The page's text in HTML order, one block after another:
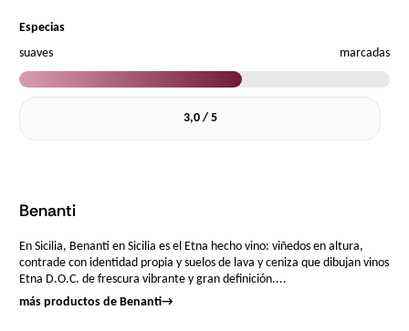
Especias
suaves
marcadas
3,0 / 5
Benanti
En Sicilia, Benanti en Sicilia es el Etna hecho vino: viñedos en altura,
contrade con identidad propia y suelos de lava y ceniza que dibujan vinos
Etna D.O.C. de frescura vibrante y gran definición....
más productos de Benanti→